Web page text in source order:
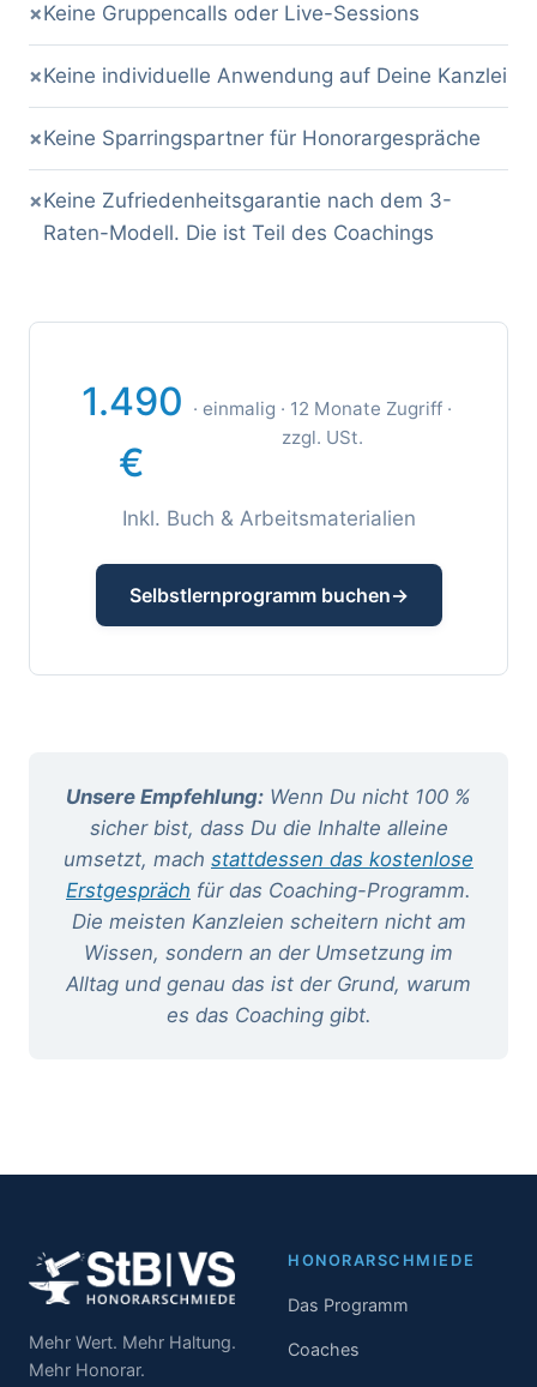
×Keine Gruppencalls oder Live-Sessions
×Keine individuelle Anwendung auf Deine Kanzlei
×Keine Sparringspartner für Honorargespräche
×Keine Zufriedenheitsgarantie nach dem 3-
Raten-Modell. Die ist Teil des Coachings
1.490
€
· einmalig · 12 Monate Zugriff ·
zzgl. USt.
Inkl. Buch & Arbeitsmaterialien
Selbstlernprogramm buchen
Unsere Empfehlung: Wenn Du nicht 100 %
sicher bist, dass Du die Inhalte alleine
umsetzt, mach stattdessen das kostenlose
Erstgespräch für das Coaching-Programm.
Die meisten Kanzleien scheitern nicht am
Wissen, sondern an der Umsetzung im
Alltag und genau das ist der Grund, warum
es das Coaching gibt.
Mehr Wert. Mehr Haltung.
Mehr Honorar.
HONORARSCHMIEDE
Das Programm
Coaches